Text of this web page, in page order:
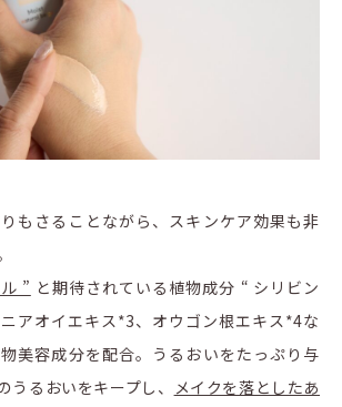
もさることながら、スキンケア効果も非
” と期待されている植物成分 “ シリビン
アオイエキス*3、オウゴン根エキス*4な
美容成分を配合。うるおいをたっぷり与
うるおいをキープし、 メイクを落としたあ